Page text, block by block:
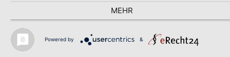
MEHR
Powered by &